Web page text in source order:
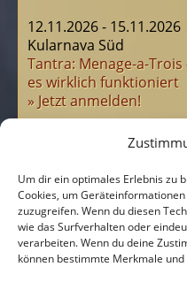
Um dir ein optimales Erlebnis zu
Cookies, um
zuzugreifen. Wenn du diesen
wie das Surfverhalten oder
verarbeiten. Wenn du deine
können bestimmte Merkmale
12.11.2026 - 15.11.2026
Kularnava Süd
Tantra: Menage-a-
es wirklich funktioniert
» Jetzt anmelden!
JA! Powerday
» Jetzt anmelden!